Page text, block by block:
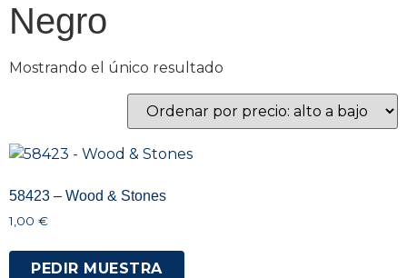
Negro
Mostrando el único resultado
58423 – Wood & Stones
1,00 €
PEDIR MUESTRA